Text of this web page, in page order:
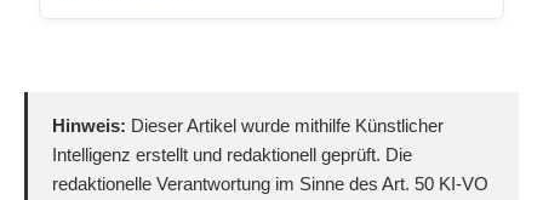
Hinweis: Dieser Artikel wurde mithilfe Künstlicher
Intelligenz erstellt und redaktionell geprüft. Die
redaktionelle Verantwortung im Sinne des Art. 50 KI-VO